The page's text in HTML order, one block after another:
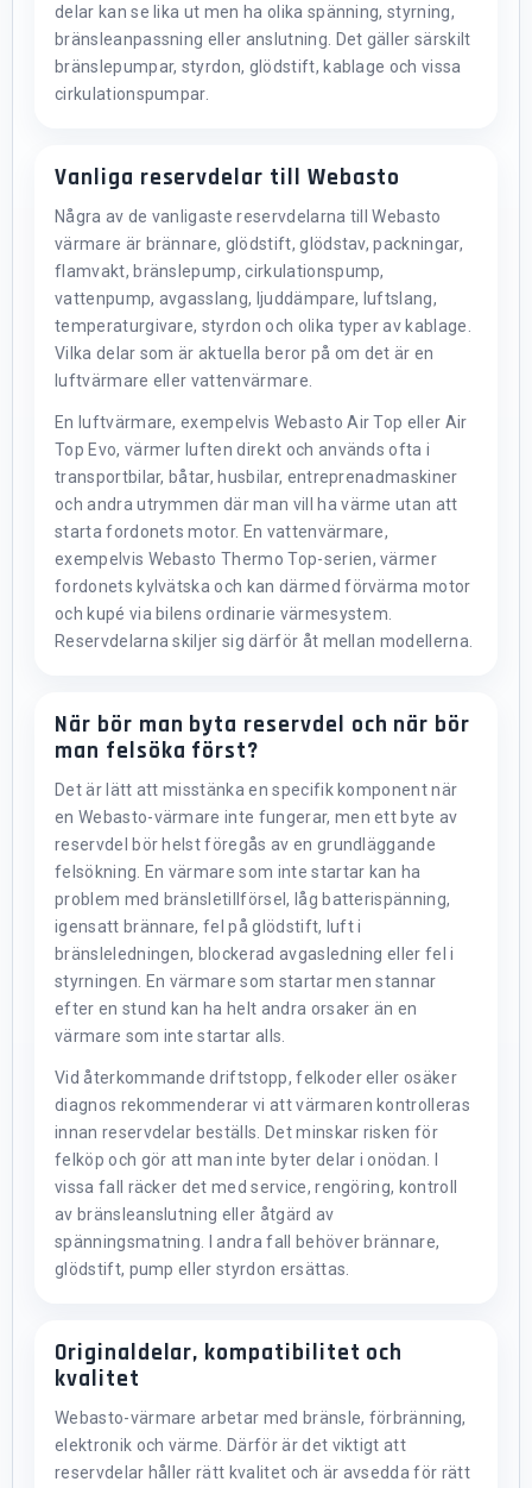
delar kan se lika ut men ha olika spänning, styrning,
bränsleanpassning eller anslutning. Det gäller särskilt
bränslepumpar, styrdon, glödstift, kablage och vissa
cirkulationspumpar.
Vanliga reservdelar till Webasto
Några av de vanligaste reservdelarna till Webasto
värmare är brännare, glödstift, glödstav, packningar,
flamvakt, bränslepump, cirkulationspump,
vattenpump, avgasslang, ljuddämpare, luftslang,
temperaturgivare, styrdon och olika typer av kablage.
Vilka delar som är aktuella beror på om det är en
luftvärmare eller vattenvärmare.
En luftvärmare, exempelvis Webasto Air Top eller Air
Top Evo, värmer luften direkt och används ofta i
transportbilar, båtar, husbilar, entreprenadmaskiner
och andra utrymmen där man vill ha värme utan att
starta fordonets motor. En vattenvärmare,
exempelvis Webasto Thermo Top-serien, värmer
fordonets kylvätska och kan därmed förvärma motor
och kupé via bilens ordinarie värmesystem.
Reservdelarna skiljer sig därför åt mellan modellerna.
När bör man byta reservdel och när bör
man felsöka först?
Det är lätt att misstänka en specifik komponent när
en Webasto-värmare inte fungerar, men ett byte av
reservdel bör helst föregås av en grundläggande
felsökning. En värmare som inte startar kan ha
problem med bränsletillförsel, låg batterispänning,
igensatt brännare, fel på glödstift, luft i
bränsleledningen, blockerad avgasledning eller fel i
styrningen. En värmare som startar men stannar
efter en stund kan ha helt andra orsaker än en
värmare som inte startar alls.
Vid återkommande driftstopp, felkoder eller osäker
diagnos rekommenderar vi att värmaren kontrolleras
innan reservdelar beställs. Det minskar risken för
felköp och gör att man inte byter delar i onödan. I
vissa fall räcker det med service, rengöring, kontroll
av bränsleanslutning eller åtgärd av
spänningsmatning. I andra fall behöver brännare,
glödstift, pump eller styrdon ersättas.
Originaldelar, kompatibilitet och
kvalitet
Webasto-värmare arbetar med bränsle, förbränning,
elektronik och värme. Därför är det viktigt att
reservdelar håller rätt kvalitet och är avsedda för rätt